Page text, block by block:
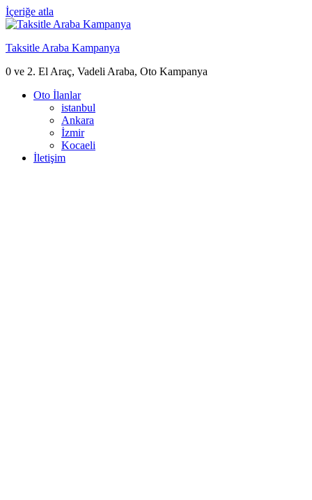
İçeriğe atla
Taksitle Araba Kampanya
0 ve 2. El Araç, Vadeli Araba, Oto Kampanya
Oto İlanlar
istanbul
Ankara
İzmir
Kocaeli
İletişim